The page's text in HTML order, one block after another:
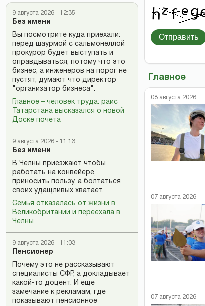
9 августа 2026 - 12:35
Без имени
Вы посмотрите куда приехали:
перед шаурмой с сальмонеллой
прокурор будет выступать и
оправдываться, потому что это
бизнес, а инженеров на порог не
пустят, думают что директор
"организатор бизнеса".
Главное – человек труда: раис
Татарстана высказался о новой
Доске почета
9 августа 2026 - 11:13
Без имени
В Челны приезжают чтобы
работать на конвейере,
приносить пользу, а болтаться
своих удащливых хватает.
Семья отказалась от жизни в
Великобритании и переехала в
Челны
9 августа 2026 - 11:03
Пенсионер
Почему это не рассказывают
специалисты СФР, а докладывает
какой-то доцент. И еще
замечание к рекламам, где
показывают пенсионное
Отправить
Главное
08 августа 2026
07 августа 2026
07 августа 2026